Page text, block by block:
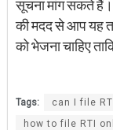
सूचना मांग सकते
की मदद से आप यह
को भेजना चाहिए
Tags: can I file
how to file RTI